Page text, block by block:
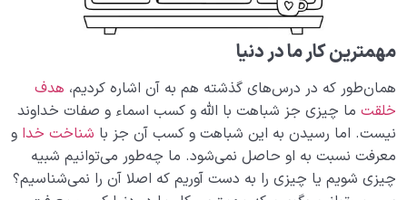
خطر شرک چیست و چرا شرک از جمله گناهان غیرقابل
بخشش است؟
معشوق حقیقی انسان کیست و چرا تنها او آرامش قلب را
تأمین می‌کند؟
فشار قبر چیست و چرا به عنوان هشداری برای اصلاح نفس
مطرح می‌شود؟
فرمول کسب اسم چیست؛ چگونه می توانیم با عبادات مان
مهمترین کار ما در دنیا
همان‌طور که در درس‌های گذشته هم به آن اشاره کردیم، هدف
خلقت ما چیزی جز شباهت با الله و کسب اسماء و صفات خداوند
نیست. اما رسیدن به این شباهت و کسب آن جز با شناخت خدا و
معرفت نسبت به او حاصل نمی‌شود. ما چه‌طور می‌توانیم شبیه
چیزی شویم یا چیزی را به دست آوریم که اصلا آن را نمی‌شناسیم؟